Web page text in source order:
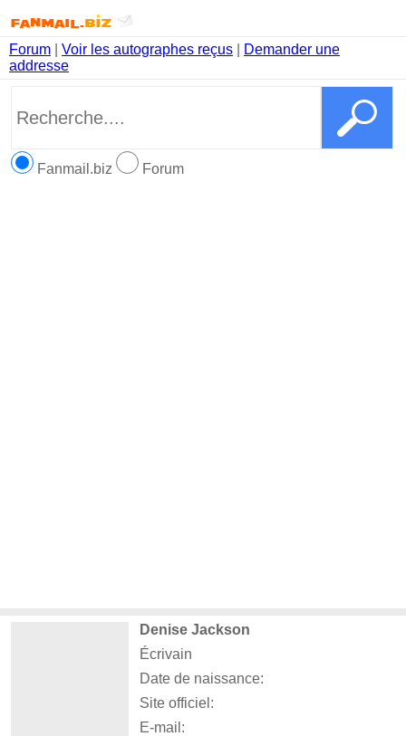
Forum Voir les autographes reçus
Demander une
addresse
Fanmail.biz Forum
Denise Jackson
Écrivain
Date de naissance:
Site officiel:
E-mail: